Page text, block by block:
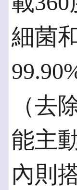
細菌
（去
能主
內則